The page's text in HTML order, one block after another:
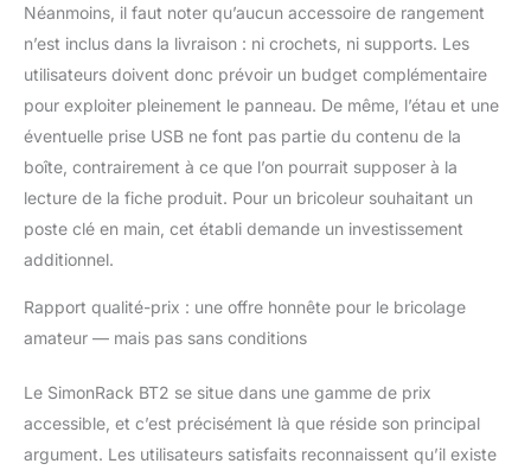
Néanmoins, il faut noter qu’aucun accessoire de rangement
n’est inclus dans la livraison : ni crochets, ni supports. Les
utilisateurs doivent donc prévoir un budget complémentaire
pour exploiter pleinement le panneau. De même, l’étau et une
éventuelle prise USB ne font pas partie du contenu de la
boîte, contrairement à ce que l’on pourrait supposer à la
lecture de la fiche produit. Pour un bricoleur souhaitant un
poste clé en main, cet établi demande un investissement
additionnel.
Rapport qualité-prix : une offre honnête pour le bricolage
amateur — mais pas sans conditions
Le SimonRack BT2 se situe dans une gamme de prix
accessible, et c’est précisément là que réside son principal
argument. Les utilisateurs satisfaits reconnaissent qu’il existe